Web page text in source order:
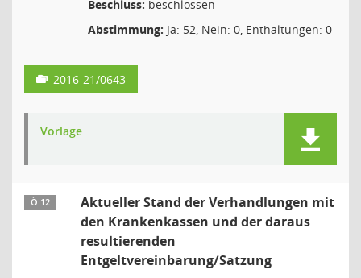
Beschluss: beschlossen
Abstimmung: Ja: 52, Nein: 0, Enthaltungen: 0
2016-21/0643
Vorlage
Ö 12
Aktueller Stand der Verhandlungen mit
den Krankenkassen und der daraus
resultierenden
Entgeltvereinbarung/Satzung